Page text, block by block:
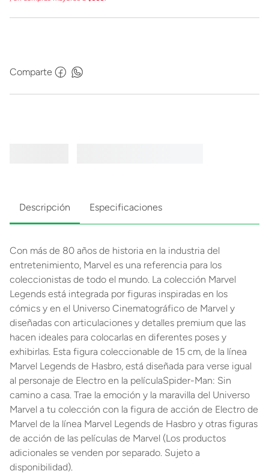
Comparte
Descripción Especificaciones
Con más de 80 años de historia en la industria del
entretenimiento, Marvel es una referencia para los
coleccionistas de todo el mundo. La colección Marvel
Legends está integrada por figuras inspiradas en los
cómics y en el Universo Cinematográfico de Marvel y
diseñadas con articulaciones y detalles premium que las
hacen ideales para colocarlas en diferentes poses y
exhibirlas. Esta figura coleccionable de 15 cm, de la línea
Marvel Legends de Hasbro, está diseñada para verse igual
al personaje de Electro en la películaSpider-Man: Sin
camino a casa. Trae la emoción y la maravilla del Universo
Marvel a tu colección con la figura de acción de Electro de
Marvel de la línea Marvel Legends de Hasbro y otras figuras
de acción de las películas de Marvel (Los productos
adicionales se venden por separado. Sujeto a
disponibilidad).